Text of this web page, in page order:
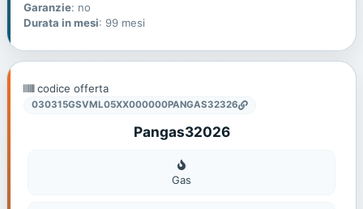
Garanzie: no
Durata in mesi: 99 mesi
codice offerta
030315GSVML05XX000000PANGAS32326
Pangas32026
Gas
Gas